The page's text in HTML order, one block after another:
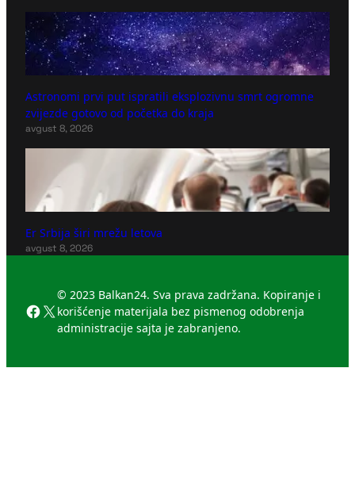
Astronomi prvi put ispratili eksplozivnu smrt ogromne
zvijezde gotovo od početka do kraja
avgust 8, 2026
Er Srbija širi mrežu letova
avgust 8, 2026
Facebook
X
© 2023 Balkan24. Sva prava zadržana. Kopiranje i
korišćenje materijala bez pismenog odobrenja
administracije sajta je zabranjeno.